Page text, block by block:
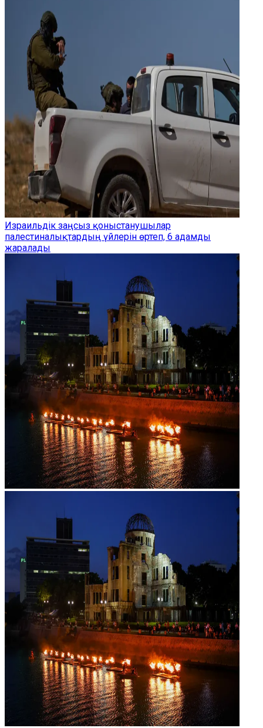
Израильдік заңсыз қоныстанушылар
палестиналықтардың үйлерін өртеп, 6 адамды
жаралады